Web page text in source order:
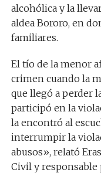
alcohólica y la
aldea Bororo, en
familiares.
El tío de la menor
crimen cuando la
que llegó a perder
participó en la
la encontró al
interrumpir la
abusos», relató
Civil y